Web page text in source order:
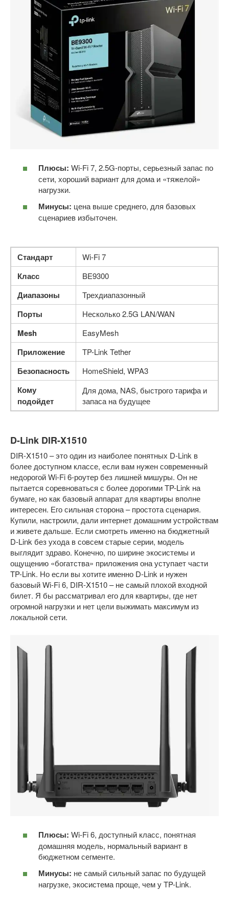
Плюсы: Wi-Fi 7, 2.5G-порты, серьезный запас по
сети, хороший вариант для дома и «тяжелой»
нагрузки.
Минусы: цена выше среднего, для базовых
сценариев избыточен.
Стандарт Wi-Fi 7
Класс BE9300
Диапазоны Трехдиапазонный
Порты Несколько 2.5G LAN/WAN
Mesh EasyMesh
Приложение TP-Link Tether
Безопасность HomeShield, WPA3
Кому
подойдет
Для дома, NAS, быстрого тарифа и
запаса на будущее
D-Link DIR-X1510
DIR-X1510 – это один из наиболее понятных D-Link в
более доступном классе, если вам нужен современный
недорогой Wi-Fi 6-роутер без лишней мишуры. Он не
пытается соревноваться с более дорогими TP-Link на
бумаге, но как базовый аппарат для квартиры вполне
интересен. Его сильная сторона – простота сценария.
Купили, настроили, дали интернет домашним устройствам
и живете дальше. Если смотреть именно на бюджетный
D-Link без ухода в совсем старые серии, модель
выглядит здраво. Конечно, по ширине экосистемы и
ощущению «богатства» приложения она уступает части
TP-Link. Но если вы хотите именно D-Link и нужен
базовый Wi-Fi 6, DIR-X1510 – не самый плохой входной
билет. Я бы рассматривал его для квартиры, где нет
огромной нагрузки и нет цели выжимать максимум из
локальной сети.
Плюсы: Wi-Fi 6, доступный класс, понятная
домашняя модель, нормальный вариант в
бюджетном сегменте.
Минусы: не самый сильный запас по будущей
нагрузке, экосистема проще, чем у TP-Link.